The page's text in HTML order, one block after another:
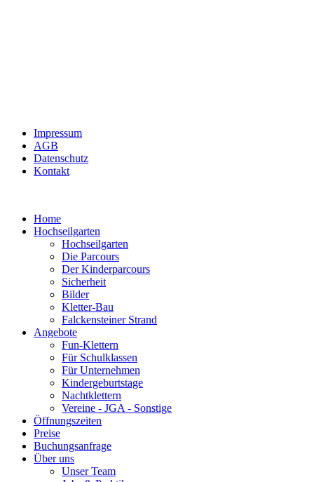
Impressum
AGB
Datenschutz
Kontakt
Home
Hochseilgarten
Hochseilgarten
Die Parcours
Der Kinderparcours
Sicherheit
Bilder
Kletter-Bau
Falckensteiner Strand
Angebote
Fun-Klettern
Für Schulklassen
Für Unternehmen
Kindergeburtstage
Nachtklettern
Vereine - JGA - Sonstige
Öffnungszeiten
Preise
Buchungsanfrage
Über uns
Unser Team